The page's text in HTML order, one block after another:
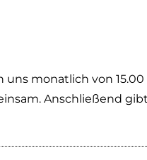
uns monatlich von
Anschließend